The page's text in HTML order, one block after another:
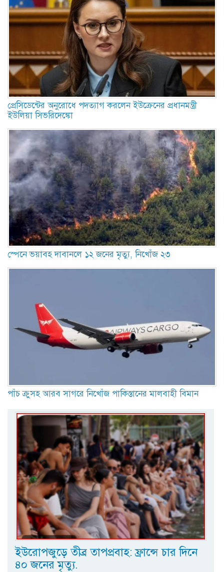
প্রেসিডেন্টের অনুরোধে পদত্যাগ করলেন ইউক্রেনের প্রধানমন্ত্রী
ইউলিয়া সিভরিদেঙ্কো
স্পেনে ভয়াবহ দাবানলে ১২ জনের মৃত্যু, নিখোঁজ ২৩
পাঁচ ক্রুসহ আরব সাগরে নিখোঁজ পাকিস্তানের মালবাহী বিমান
ইউরোপজুড়ে তীব্র তাপপ্রবাহ: ফ্রান্সে চার দিনে
৪০ জনের মৃত্যু.